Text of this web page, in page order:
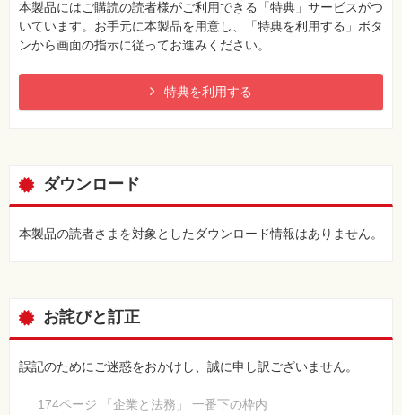
本製品にはご購読の読者様がご利用できる「特典」サービスがつ
いています。お手元に本製品を用意し、「特典を利用する」ボタ
ンから画面の指示に従ってお進みください。
特典を利用する
ダウンロード
本製品の読者さまを対象としたダウンロード情報はありません。
お詫びと訂正
誤記のためにご迷惑をおかけし、誠に申し訳ございません。
174ページ 「企業と法務」 一番下の枠内